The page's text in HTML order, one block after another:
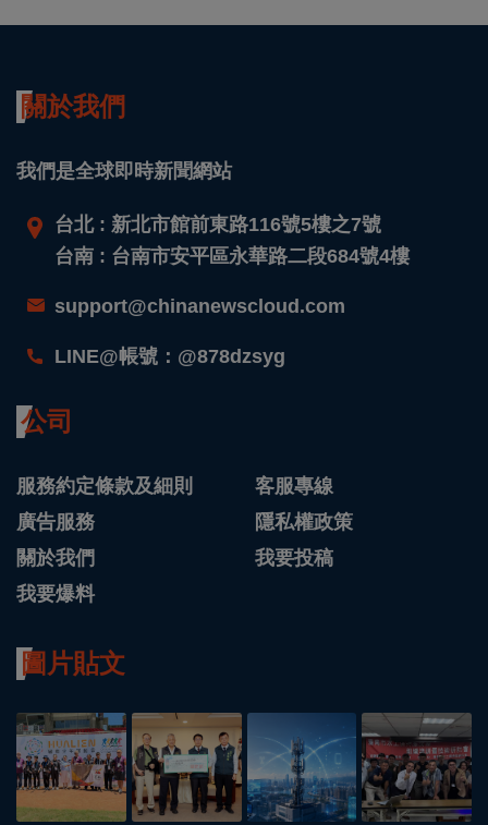
關於我們
我們是全球即時新聞網站
台北 : 新北市館前東路116號5樓之7號
台南 : 台南市安平區永華路二段684號4樓
support@chinanewscloud.com
LINE@帳號：@878dzsyg
公司
服務約定條款及細則
客服專線
廣告服務
隱私權政策
關於我們
我要投稿
我要爆料
圖片貼文